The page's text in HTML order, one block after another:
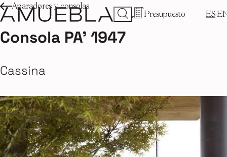
Presupuesto ES
Aparadores y consolas
Consola PA’ 1947
Cassina